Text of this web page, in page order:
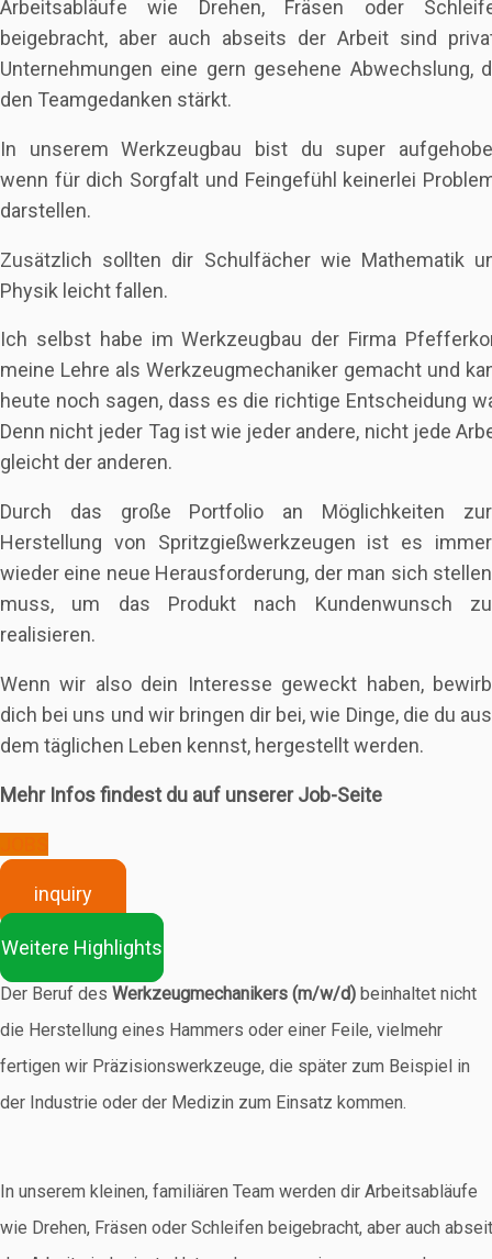
Arbeitsabläufe wie Drehen, Fräsen oder
beigebracht, aber auch abseits der Arbeit sind
Unternehmungen eine gern gesehene Abwechslung,
den Teamgedanken stärkt.
In unserem Werkzeugbau bist du super
wenn für dich Sorgfalt und Feingefühl keinerlei
darstellen.
Zusätzlich sollten dir Schulfächer wie Mathematik
Physik leicht fallen.
Ich selbst habe im Werkzeugbau der Firma
meine Lehre als Werkzeugmechaniker gemacht und
heute noch sagen, dass es die richtige Entscheidung
Denn nicht jeder Tag ist wie jeder andere, nicht jede
gleicht der anderen.
Durch das große Portfolio an Möglichkeiten zur
Herstellung von Spritzgießwerkzeugen ist es immer
wieder eine neue Herausforderung, der man sich stellen
muss, um das Produkt nach Kundenwunsch zu
realisieren.
Wenn wir also dein Interesse geweckt haben, bewirb
dich bei uns und wir bringen dir bei, wie Dinge, die du aus
dem täglichen Leben kennst, hergestellt werden.
Mehr Infos findest du auf unserer Job-Seite
inquiry
Weitere Highlights
Der Beruf des Werkzeugmechanikers (m/w/d) beinhaltet nicht
die Herstellung eines Hammers oder einer Feile, vielmehr
fertigen wir Präzisionswerkzeuge, die später zum Beispiel in
der Industrie oder der Medizin zum Einsatz kommen.
In unserem kleinen, familiären Team werden dir Arbeitsabläufe
wie Drehen, Fräsen oder Schleifen beigebracht, aber auch